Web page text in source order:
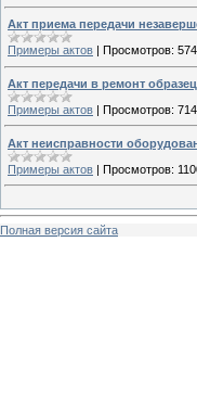
Акт приема передачи
Примеры актов | Просмотров:
Акт передачи в ремонт образец
Примеры актов | Просмотров: 714
Акт неисправности
Примеры актов | Просмотров:
Полная версия сайта